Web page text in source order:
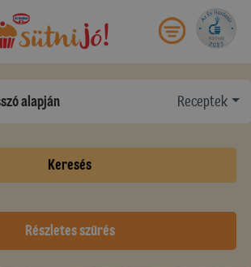
Receptek
Keresés
Részletes szűrés